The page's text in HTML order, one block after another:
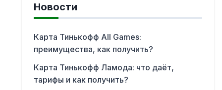
Новости
Карта Тинькофф All Games:
преимущества, как получить?
Карта Тинькофф Ламода: что даёт,
тарифы и как получить?